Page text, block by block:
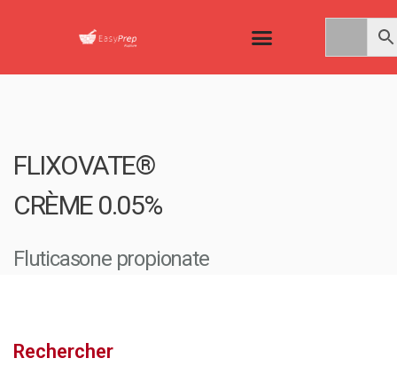
FLIXOVATE®
CRÈME 0.05%
Fluticasone propionate
Rechercher